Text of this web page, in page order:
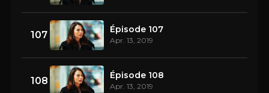
107 Épisode 107
Apr. 13, 2019
108 Épisode 108
Apr. 13, 2019